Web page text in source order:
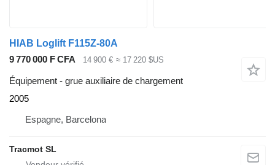
HIAB Loglift F115Z-80A
9 770 000 F CFA
14 900 € ≈ 17 220 $US
Équipement - grue auxiliaire de chargement
2005
Espagne, Barcelona
Tracmot SL